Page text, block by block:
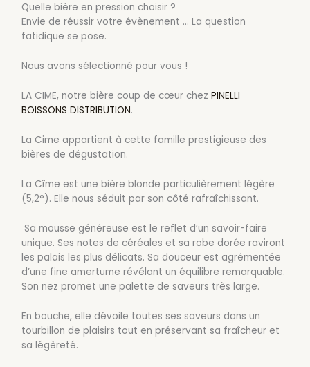
Quelle bière en pression choisir ?
Envie de réussir votre évènement … La question
fatidique se pose.
Nous avons sélectionné pour vous !
LA CIME, notre bière coup de cœur chezPINELLI
BOISSONS DISTRIBUTION.
La Cime appartient à cette famille prestigieuse des
bières de dégustation.
La Cîme est une bière blonde particulièrement légère
(5,2°). Elle nous séduit par son côté rafraîchissant.
Sa mousse généreuse est le reflet d’un savoir-faire
unique. Ses notes de céréales et sa robe dorée raviront
les palais les plus délicats. Sa douceur est agrémentée
d’une fine amertume révélant un équilibre remarquable.
Son nez promet une palette de saveurs très large.
En bouche, elle dévoile toutes ses saveurs dans un
tourbillon de plaisirs tout en préservant sa fraîcheur et
sa légèreté.